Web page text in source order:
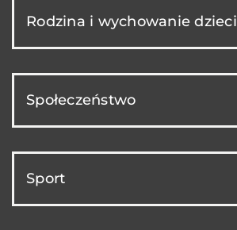
Rodzina i wychowanie dzieci
Społeczeństwo
Sport